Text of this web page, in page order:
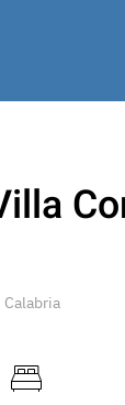
Calabria